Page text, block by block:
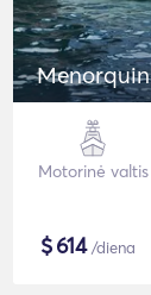
Motorinė valtis
$614/diena